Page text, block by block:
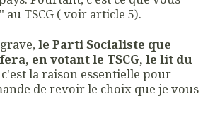
TSCG ( voir article 5).
le Parti Socialiste que
en votant le TSCG, le lit du
la raison essentielle pour
de revoir le choix que je vous